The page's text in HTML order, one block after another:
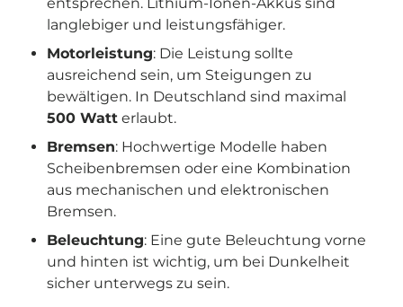
langlebiger und leistungsfähiger.
Motorleistung: Die Leistung sollte
ausreichend sein, um Steigungen zu
bewältigen. In Deutschland sind maximal
500 Watt erlaubt.
Bremsen: Hochwertige Modelle haben
Scheibenbremsen oder eine Kombination
aus mechanischen und elektronischen
Bremsen.
Beleuchtung: Eine gute Beleuchtung vorne
und hinten ist wichtig, um bei Dunkelheit
sicher unterwegs zu sein.